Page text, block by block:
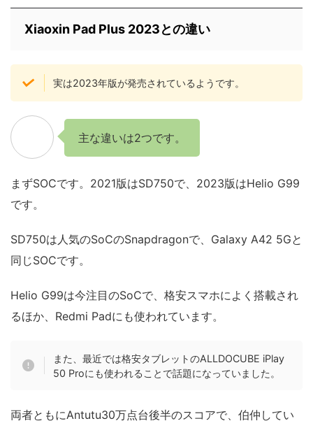
Xiaoxin Pad Plus 2023との違い
実は2023年版が発売されているようです。
主な違いは2つです。
まずSOCです。2021版はSD750で、2023版はHelio G99
です。
SD750は人気のSoCのSnapdragonで、Galaxy A42 5Gと
同じSOCです。
Helio G99は今注目のSoCで、格安スマホによく搭載され
るほか、Redmi Padにも使われています。
また、最近では格安タブレットのALLDOCUBE iPlay
50 Proにも使われることで話題になっていました。
両者ともにAntutu30万点台後半のスコアで、伯仲してい